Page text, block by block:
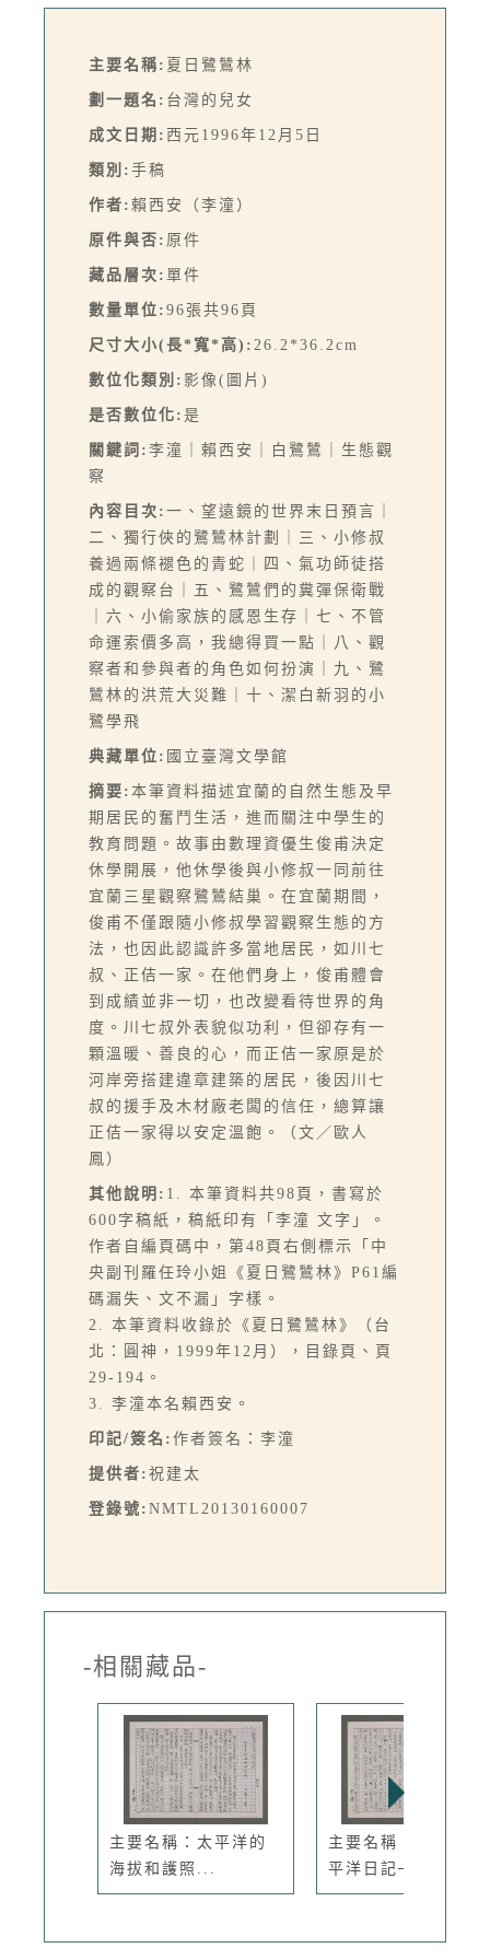
主要名稱: 夏日鷺鷥林
劃一題名: 台灣的兒女
成文日期: 西元1996年12月5日
類別: 手稿
作者: 賴西安（李潼）
原件與否: 原件
藏品層次: 單件
數量單位: 96張共96頁
尺寸大小(長*寬*高): 26.2*36.2cm
數位化類別: 影像(圖片)
是否數位化: 是
關鍵詞: 李潼｜賴西安｜白鷺鷥｜生態觀
察
內容目次: 一、望遠鏡的世界末日預言｜
二、獨行俠的鷺鷥林計劃｜三、小修叔
養過兩條褪色的青蛇｜四、氣功師徒搭
成的觀察台｜五、鷺鷥們的糞彈保衛戰
｜六、小偷家族的感恩生存｜七、不管
命運索價多高，我總得買一點｜八、觀
察者和參與者的角色如何扮演｜九、鷺
鷥林的洪荒大災難｜十、潔白新羽的小
鷺學飛
典藏單位: 國立臺灣文學館
摘要: 本筆資料描述宜蘭的自然生態及早
期居民的奮鬥生活，進而關注中學生的
教育問題。故事由數理資優生俊甫決定
休學開展，他休學後與小修叔一同前往
宜蘭三星觀察鷺鷥結巢。在宜蘭期間，
俊甫不僅跟隨小修叔學習觀察生態的方
法，也因此認識許多當地居民，如川七
叔、正佶一家。在他們身上，俊甫體會
到成績並非一切，也改變看待世界的角
度。川七叔外表貌似功利，但卻存有一
顆溫暖、善良的心，而正佶一家原是於
河岸旁搭建違章建築的居民，後因川七
叔的援手及木材廠老闆的信任，總算讓
正佶一家得以安定溫飽。（文／歐人
鳳）
其他說明: 1. 本筆資料共98頁，書寫於
600字稿紙，稿紙印有「李潼 文字」。
作者自編頁碼中，第48頁右側標示「中
央副刊羅任玲小姐《夏日鷺鷥林》P61編
碼漏失、文不漏」字樣。
2. 本筆資料收錄於《夏日鷺鷥林》（台
北：圓神，1999年12月），目錄頁、頁
29-194。
3. 李潼本名賴西安。
印記/簽名: 作者簽名：李潼
提供者: 祝建太
登錄號: NMTL20130160007
-相關藏品-
主要名稱：太平洋的
海拔和護照...
主要名稱：蔚藍的太
平洋日記─...